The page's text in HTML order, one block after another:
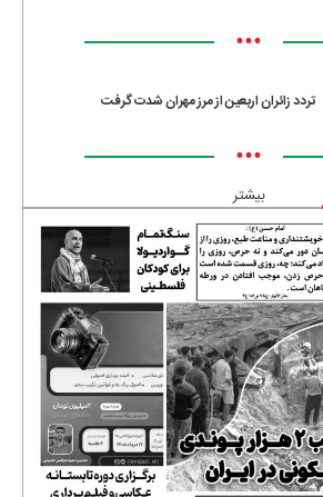
•••
تردد زائران اربعین از مرز مهران شدت گرفت
•••
بیشتر